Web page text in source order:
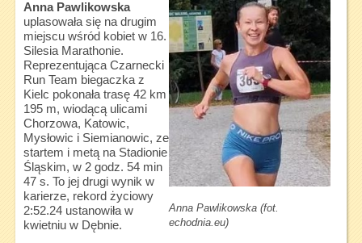
Anna Pawlikowska (fot.
echodnia.eu)
Anna Pawlikowska
uplasowała się na drugim
miejscu wśród kobiet w 16.
Silesia Marathonie.
Reprezentująca Czarnecki
Run Team biegaczka z
Kielc pokonała trasę 42 km
195 m, wiodącą ulicami
Chorzowa, Katowic,
Mysłowic i Siemianowic, ze
startem i metą na Stadionie
Śląskim, w 2 godz. 54 min
47 s. To jej drugi wynik w
karierze, rekord życiowy
2:52.24 ustanowiła w
kwietniu w Dębnie.